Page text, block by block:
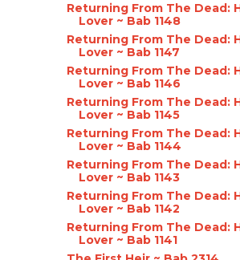
Returning From The Dead:
Lover ~ Bab 1148
Returning From The Dead:
Lover ~ Bab 1147
Returning From The Dead:
Lover ~ Bab 1146
Returning From The Dead:
Lover ~ Bab 1145
Returning From The Dead:
Lover ~ Bab 1144
Returning From The Dead:
Lover ~ Bab 1143
Returning From The Dead:
Lover ~ Bab 1142
Returning From The Dead:
Lover ~ Bab 1141